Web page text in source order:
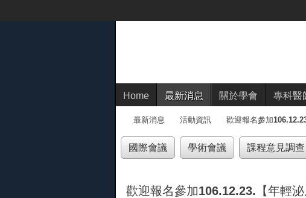
Home 最新消息 關於學會 專科醫
最新消息 活動資訊 歡迎報名參加
國際會議 學術會議 課程意見調查
歡迎報名參加106.12.23.【年輕